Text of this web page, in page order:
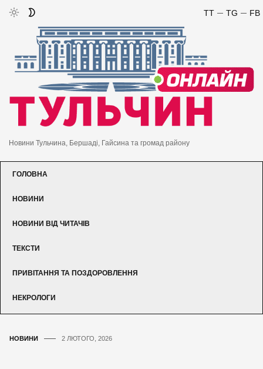
FB
TG
TT
Новини Тульчина, Бершаді, Гайсина та громад району
ГОЛОВНА
НОВИНИ
НОВИНИ ВІД ЧИТАЧІВ
ТЕКСТИ
ПРИВІТАННЯ ТА ПОЗДОРОВЛЕННЯ
НЕКРОЛОГИ
НОВИНИ 2 ЛЮТОГО, 2026